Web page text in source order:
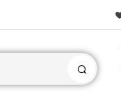
Поиск